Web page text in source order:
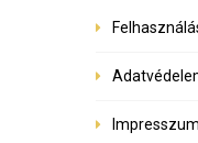
Impresszum